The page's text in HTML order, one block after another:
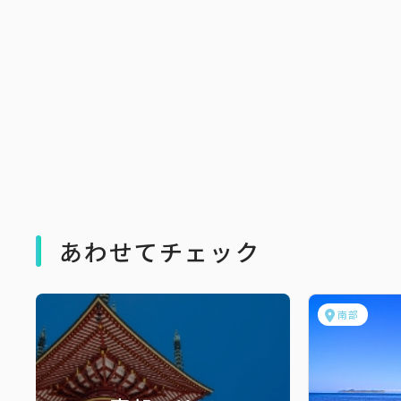
あわせてチェック
南部